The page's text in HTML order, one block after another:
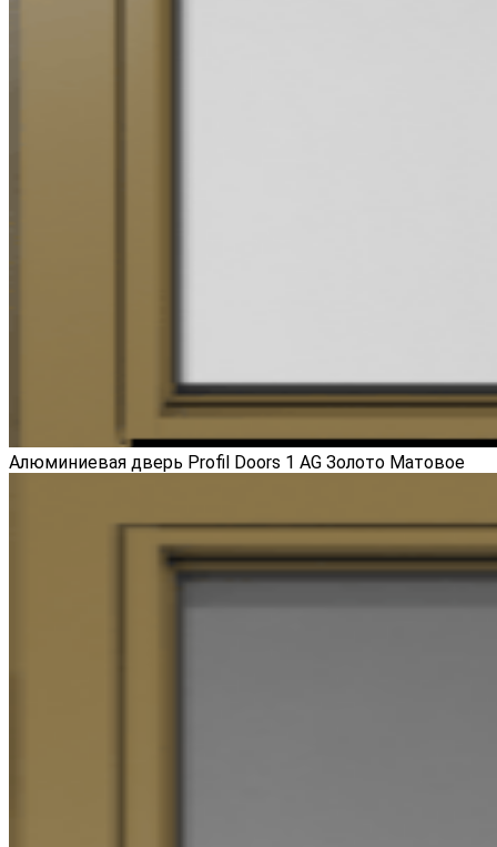
Алюминиевая дверь Profil Doors 1 AG Золото Матовое